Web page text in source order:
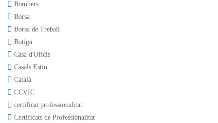
Bombers
Borsa
Borsa de Treball
Botiga
Casa d'Oficis
Casals Estiu
Català
CCVIC
certificat professionalitat
Certificats de Professionalitat